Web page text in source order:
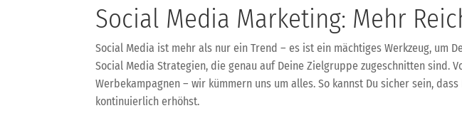
Social Media Marketing: Mehr
Social Media ist mehr als nur ein Trend – es ist ein mächtiges Werkzeug, um
Social Media Strategien, die genau auf Deine Zielgruppe zugeschnitten sind.
Werbekampagnen – wir kümmern uns um alles. So kannst Du sicher sein,
kontinuierlich erhöhst.